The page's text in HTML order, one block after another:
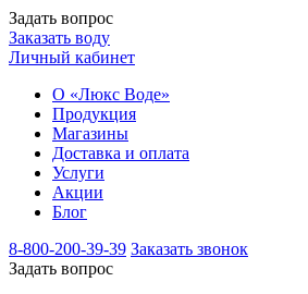
Задать вопрос
Заказать воду
Личный кабинет
О «Люкс Воде»
Продукция
Магазины
Доставка и оплата
Услуги
Акции
Блог
8-800-200-39-39 Заказать звонок
Задать вопрос